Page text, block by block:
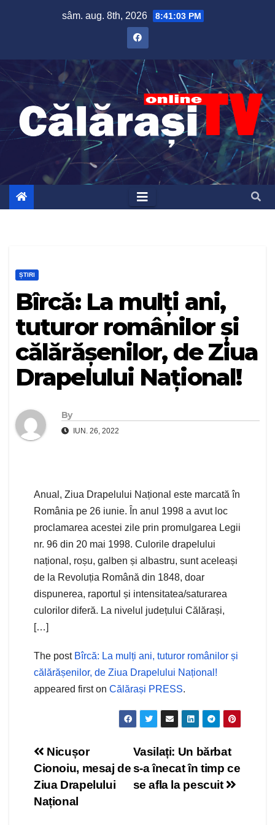
sâm. aug. 8th, 2026 8:41:04 PM
ȘTIRI
Bîrcă: La mulți ani,
tuturor românilor și
călărășenilor, de Ziua
Drapelului Național!
By
IUN. 26, 2022
Anual, Ziua Drapelului Național este marcată în
România pe 26 iunie. În anul 1998 a avut loc
proclamarea acestei zile prin promulgarea Legii
nr. 96 din 20 mai 1998. Culorile drapelului
național, roșu, galben și albastru, sunt aceleași
de la Revoluția Română din 1848, doar
dispunerea, raportul și intensitatea/saturarea
culorilor diferă. La nivelul județului Călărași,
[…]
The post Bîrcă: La mulți ani, tuturor românilor și
călărășenilor, de Ziua Drapelului Național!
appeared first on Călărași PRESS.
Navigare
în
articole
Vasilați: Un bărbat
s-a înecat în timp ce
se afla la pescuit
Nicușor
Cionoiu, mesaj de
Ziua Drapelului
Național